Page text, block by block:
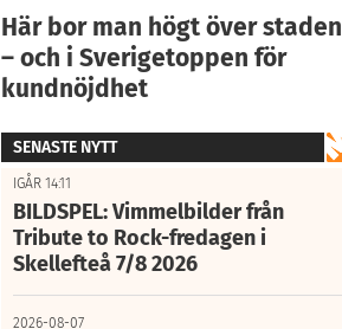
Här bor man högt över staden
– och i Sverigetoppen för
kundnöjdhet
SENASTE NYTT
IGÅR 14:11
BILDSPEL: Vimmelbilder från
Tribute to Rock-fredagen i
Skellefteå 7/8 2026
2026-08-07